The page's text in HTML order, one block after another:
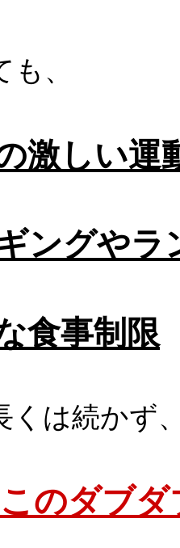
、
激しい運
ングやラ
食事制限
くは続かず
このダブ